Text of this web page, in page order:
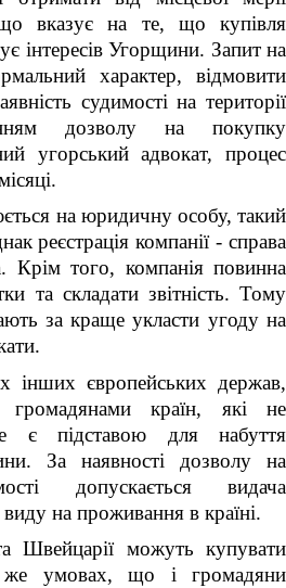
вказує на те, що купівля
інтересів Угорщини. Запит на
характер, відмовити
судимості на території
дозволу на покупку
угорський адвокат, процес
на юридичну особу, такий
реєстрація компанії - справа
Крім того, компанія повинна
та складати звітність. Тому
за краще укласти угоду на
інших європейських держав,
громадянами країн, які не
підставою для набуття
За наявності дозволу на
допускається видача
виду на проживання в країні.
Швейцарії можуть купувати
же умовах, що і громадяни